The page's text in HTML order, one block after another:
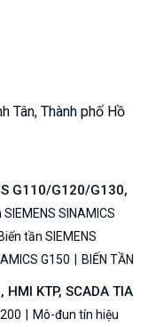
Tân, Thành phố Hồ
G110/G120/G130,
SIEMENS SINAMICS
Biến tần SIEMENS
G150 BIẾN TẦN
KTP, SCADA TIA
Mô-đun tín hiệu